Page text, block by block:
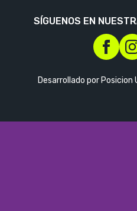
SÍGUENOS EN
Desarrollado por Posicion